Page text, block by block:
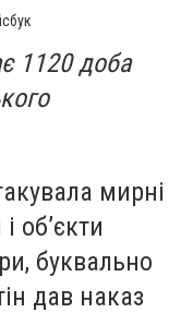
1120 доба
мирні
об’єкти
буквально
дав наказ